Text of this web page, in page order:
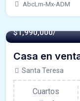
AbcLm-Mx-ADM
$1,990,000/
Casa en
Santa Teresa
Cuartos